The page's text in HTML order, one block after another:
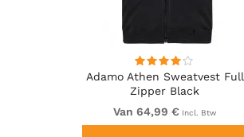
Adamo Athen Sweatvest Full
Zipper Black
Van 64,99 € Incl. Btw